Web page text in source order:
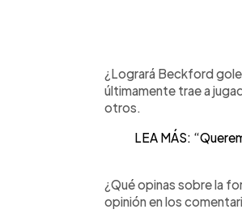
¿Logrará Beckford
últimamente trae a
otros.
LEA MÁS:
¿Qué opinas sobre la
opinión en los